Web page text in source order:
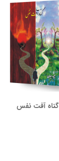
گناه آفت نفس